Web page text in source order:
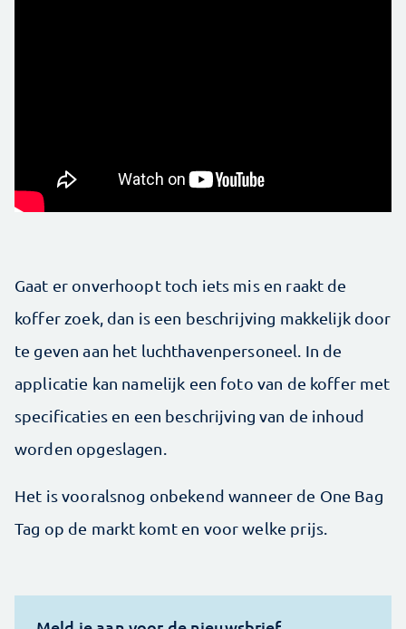
Gaat er onverhoopt toch iets mis en raakt de
koffer zoek, dan is een beschrijving makkelijk door
te geven aan het luchthavenpersoneel. In de
applicatie kan namelijk een foto van de koffer met
specificaties en een beschrijving van de inhoud
worden opgeslagen.
Het is vooralsnog onbekend wanneer de One Bag
Tag op de markt komt en voor welke prijs.